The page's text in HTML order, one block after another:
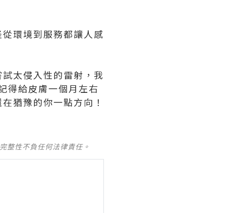
環境到服務都讓人感
太侵入性的雷射，我
得給皮膚一個月左右
猶豫的你一點方向！
整性不負任何法律責任。